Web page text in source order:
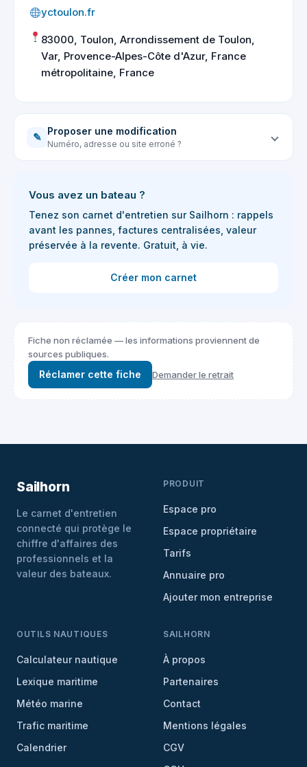
yctoulon.fr
83000, Toulon, Arrondissement de Toulon,
Var, Provence-Alpes-Côte d'Azur, France
métropolitaine, France
✎ Proposer une modification
Numéro, adresse ou site erroné ?
Vous avez un bateau ?
Tenez son carnet d'entretien sur Sailhorn : rappels
avant les pannes, factures centralisées, valeur
préservée à la revente. Gratuit, à vie.
Créer mon carnet
Fiche non réclamée — les informations proviennent de
sources publiques.
Réclamer cette fiche Demander le retrait
Sailhorn
Le carnet d'entretien
connecté qui protège le
chiffre d'affaires des
professionnels et la
valeur des bateaux.
PRODUIT
Espace pro
Espace propriétaire
Tarifs
Annuaire pro
Ajouter mon entreprise
OUTILS NAUTIQUES
Calculateur nautique
Lexique maritime
Météo marine
Trafic maritime
Calendrier
SAILHORN
À propos
Partenaires
Contact
Mentions légales
CGV